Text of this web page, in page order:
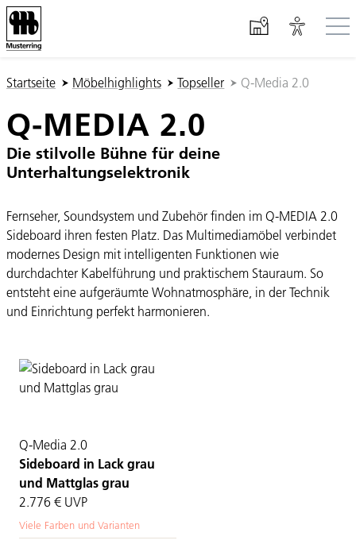
Sie sind hier:
Startseite Möbelhighlights Topseller Q-Media 2.0
Q-MEDIA 2.0
Die stilvolle Bühne für deine
Unterhaltungselektronik
Fernseher, Soundsystem und Zubehör finden im Q-MEDIA 2.0
Sideboard ihren festen Platz. Das Multimediamöbel verbindet
modernes Design mit intelligenten Funktionen wie
durchdachter Kabelführung und praktischem Stauraum. So
entsteht eine aufgeräumte Wohnatmosphäre, in der Technik
und Einrichtung perfekt harmonieren.
Q-Media 2.0
Sideboard in Lack grau
und Mattglas grau
2.776 € UVP
Viele Farben und Varianten